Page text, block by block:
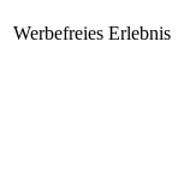
Werbefreies Erlebnis